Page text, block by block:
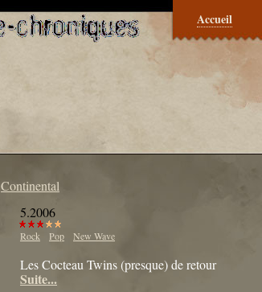
Accueil
Continental
5.2006
Rock Pop New Wave
Les Cocteau Twins (presque) de retour
Suite...